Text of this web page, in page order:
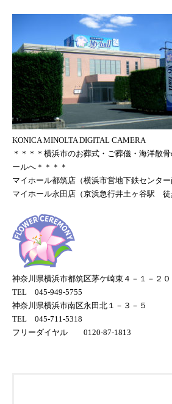
KONICA MINOLTA DIGITAL CAMERA
＊＊＊＊横浜市のお葬式・ご葬儀・海洋散
ールへ＊＊＊＊
マイホール都筑店（横浜市営地下鉄センタ
マイホール永田店（京浜急行井土ヶ谷駅 徒
神奈川県横浜市都筑区茅ケ崎東４－１－２０
TEL 045-949-5755
神奈川県横浜市南区永田北１－３－５
TEL 045-711-5318
フリーダイヤル 0120-87-1813